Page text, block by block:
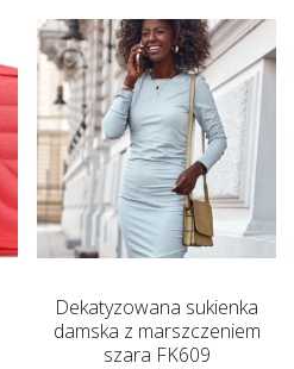
Dekatyzowana sukienka
damska z marszczeniem
szara FK609